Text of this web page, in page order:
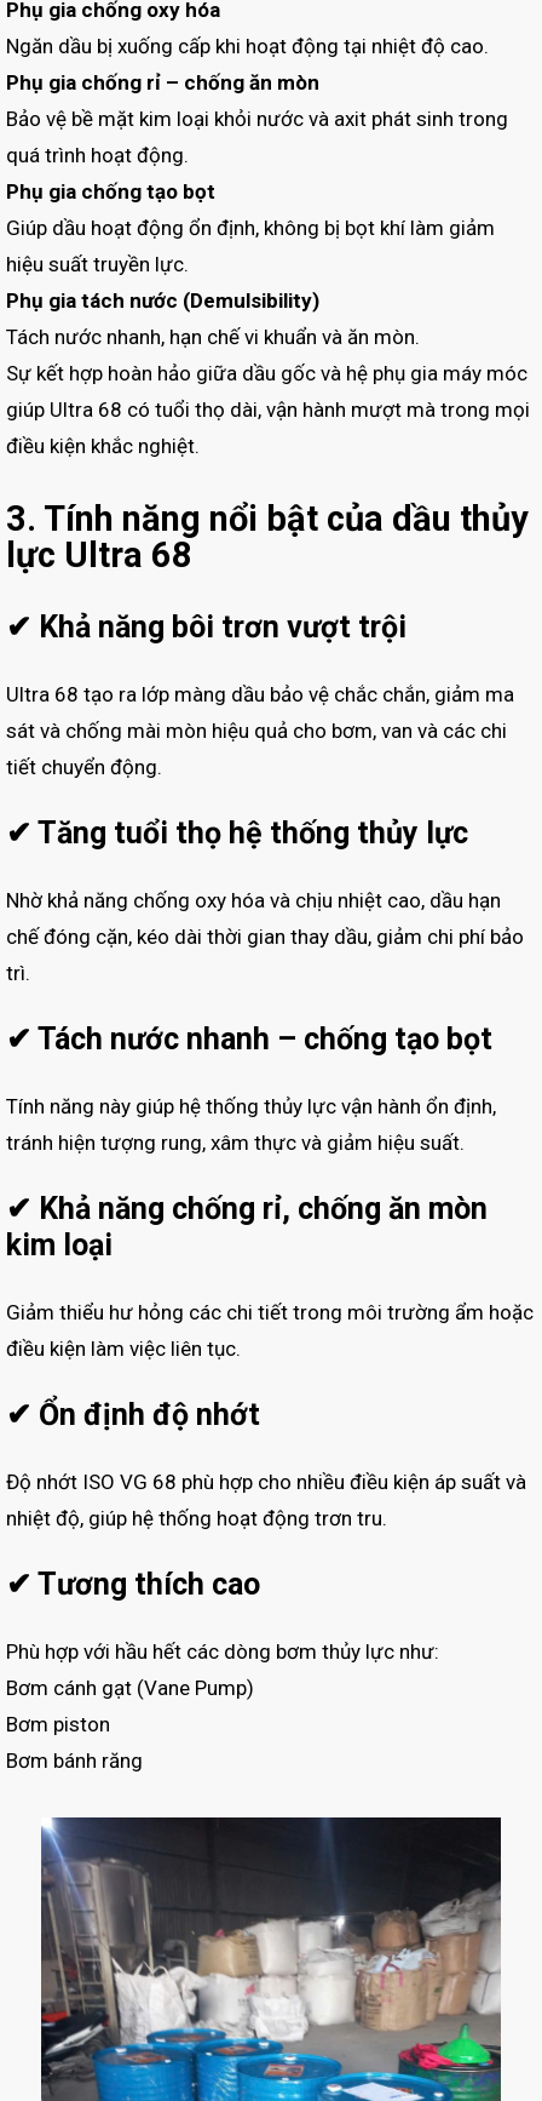
Phụ gia chống oxy hóa
Ngăn dầu bị xuống cấp khi hoạt động tại nhiệt độ cao.
Phụ gia chống rỉ – chống ăn mòn
Bảo vệ bề mặt kim loại khỏi nước và axit phát sinh trong
quá trình hoạt động.
Phụ gia chống tạo bọt
Giúp dầu hoạt động ổn định, không bị bọt khí làm giảm
hiệu suất truyền lực.
Phụ gia tách nước (Demulsibility)
Tách nước nhanh, hạn chế vi khuẩn và ăn mòn.
Sự kết hợp hoàn hảo giữa dầu gốc và hệ phụ gia máy móc
giúp Ultra 68 có tuổi thọ dài, vận hành mượt mà trong mọi
điều kiện khắc nghiệt.
3. Tính năng nổi bật của dầu thủy
lực Ultra 68
✔ Khả năng bôi trơn vượt trội
Ultra 68 tạo ra lớp màng dầu bảo vệ chắc chắn, giảm ma
sát và chống mài mòn hiệu quả cho bơm, van và các chi
tiết chuyển động.
✔ Tăng tuổi thọ hệ thống thủy lực
Nhờ khả năng chống oxy hóa và chịu nhiệt cao, dầu hạn
chế đóng cặn, kéo dài thời gian thay dầu, giảm chi phí bảo
trì.
✔ Tách nước nhanh – chống tạo bọt
Tính năng này giúp hệ thống thủy lực vận hành ổn định,
tránh hiện tượng rung, xâm thực và giảm hiệu suất.
✔ Khả năng chống rỉ, chống ăn mòn
kim loại
Giảm thiểu hư hỏng các chi tiết trong môi trường ẩm hoặc
điều kiện làm việc liên tục.
✔ Ổn định độ nhớt
Độ nhớt ISO VG 68 phù hợp cho nhiều điều kiện áp suất và
nhiệt độ, giúp hệ thống hoạt động trơn tru.
✔ Tương thích cao
Phù hợp với hầu hết các dòng bơm thủy lực như:
Bơm cánh gạt (Vane Pump)
Bơm piston
Bơm bánh răng